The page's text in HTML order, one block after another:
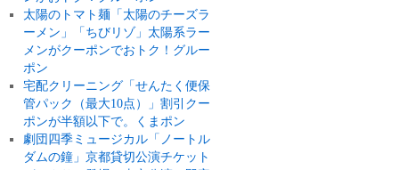
太陽のトマト麺「太陽のチーズラ
ーメン」「ちびリゾ」太陽系ラー
メンがクーポンでおトク！グルー
ポン
宅配クリーニング「せんたく便保
管パック（最大10点）」割引クー
ポンが半額以下で。くまポン
劇団四季ミュージカル「ノートル
ダムの鐘」京都貸切公演チケット